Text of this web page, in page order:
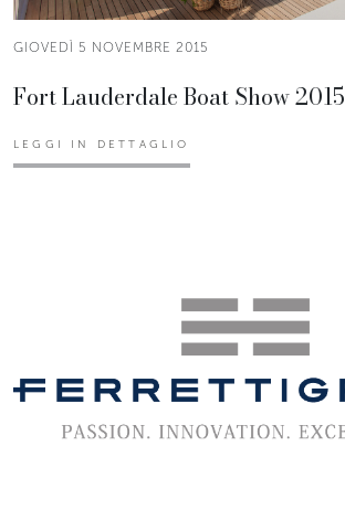
GIOVEDÌ 5 NOVEMBRE 2015
Fort Lauderdale Boat Show 2015
LEGGI IN DETTAGLIO